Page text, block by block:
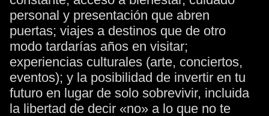
personal y presentación que abren
puertas; viajes a destinos que de otro
modo tardarías años en visitar;
experiencias culturales (arte, conciertos,
eventos); y la posibilidad de invertir en tu
futuro en lugar de solo sobrevivir, incluida
la libertad de decir «no» a lo que no te